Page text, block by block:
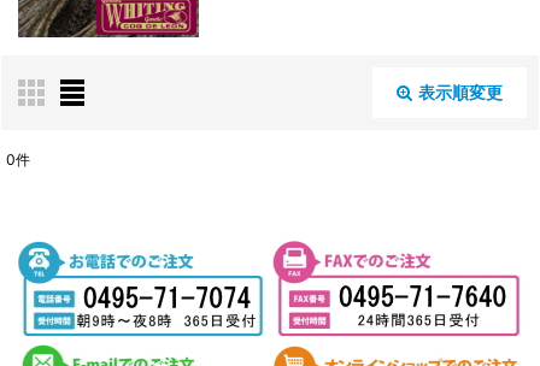
表示順変更
並び順:
絞り込む
0件